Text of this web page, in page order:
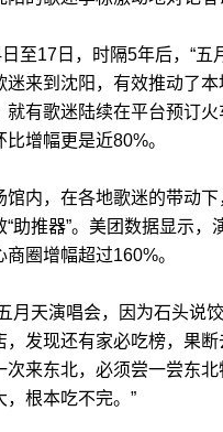
17日，时隔5年后，“五
迷来到沈阳，有效推动了
就有歌迷陆续在平台预订
增幅更是近80%。
，在各地歌迷的带动下
“助推器”。美团数据显示
商圈增幅超过160%。
天演唱会，因为石头说饺
，发现还有家必吃榜，果
次来东北，必须尝一尝东
，根本吃不完。”